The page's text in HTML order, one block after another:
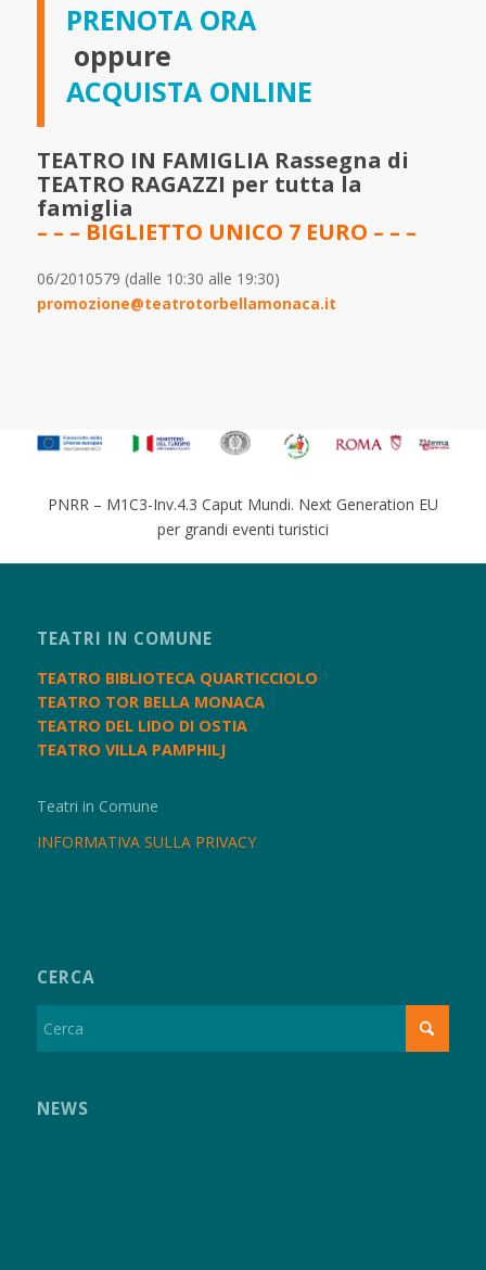
PRENOTA ORA
oppure
ACQUISTA ONLINE
TEATRO IN FAMIGLIA Rassegna di
TEATRO RAGAZZI per tutta la
famiglia
– – – BIGLIETTO UNICO 7 EURO – – –
06/2010579 (dalle 10:30 alle 19:30)
promozione@teatrotorbellamonaca.it
PNRR – M1C3-Inv.4.3 Caput Mundi. Next Generation EU
per grandi eventi turistici
TEATRI IN COMUNE
TEATRO BIBLIOTECA QUARTICCIOLO
TEATRO TOR BELLA MONACA
TEATRO DEL LIDO DI OSTIA
TEATRO VILLA PAMPHILJ
Teatri in Comune
INFORMATIVA SULLA PRIVACY
CERCA
NEWS